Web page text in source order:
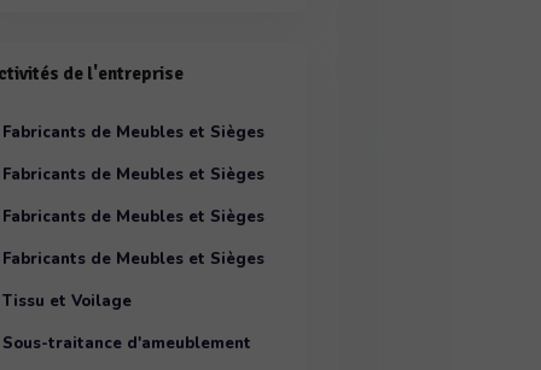
de l'entreprise
Fabricants de Meubles et Sièges
par destination
Fabricants de Meubles et Sièges
par genre
Fabricants de Meubles et Sièges
par matériaux
Fabricants de Meubles et Sièges
par style
Tissu et Voilage
Sous-traitance d'ameublement